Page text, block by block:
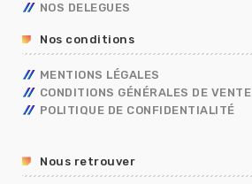
RÈGLEMENTS INTÉRIEURS
TÉLÉTRAVAIL
FORMATION
R13
NOS DELEGUES
Nos conditions
MENTIONS LÉGALES
CONDITIONS GÉNÉRALES DE VENTE
POLITIQUE DE CONFIDENTIALITÉ
Nous retrouver